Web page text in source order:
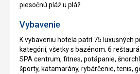
piesočnú pláž.u pláž.
Vybavenie
K vybaveniu hotela patrí 75 luxusných
kategórií, všetky s bazénom. 6
SPA centrum, fitnes, potápanie,
športy, katamarány, rybárčenie, tenis,